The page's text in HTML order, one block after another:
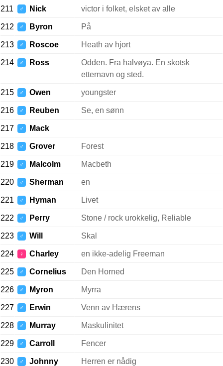
211 ♂ Nick victor i folket, elsket av alle
212 ♂ Byron På
213 ♂ Roscoe Heath av hjort
214 ♂ Ross
Odden. Fra halvøya. En skotsk
etternavn og sted.
215 ♂ Owen youngster
216 ♂ Reuben Se, en sønn
217 ♂ Mack
218 ♂ Grover Forest
219 ♂ Malcolm Macbeth
220 ♂ Sherman en
221 ♂ Hyman Livet
222 ♂ Perry Stone / rock urokkelig, Reliable
223 ♂ Will Skal
224 ♀ Charley en ikke-adelig Freeman
225 ♂ Cornelius Den Horned
226 ♂ Myron Myrra
227 ♂ Erwin Venn av Hærens
228 ♂ Murray Maskulinitet
229 ♂ Carroll Fencer
230 ♂ Johnny Herren er nådig